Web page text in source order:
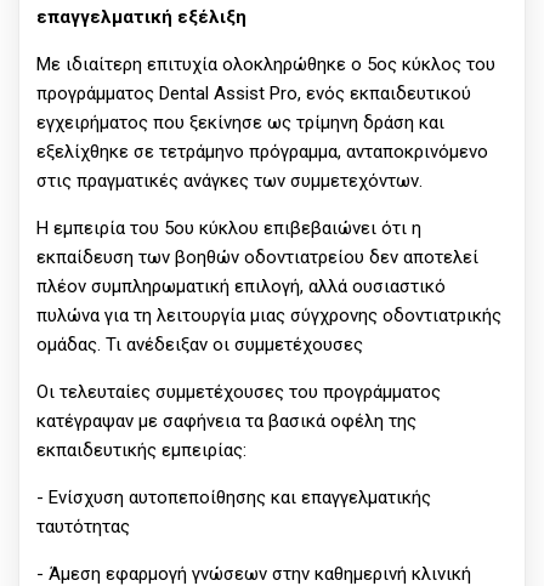
επαγγελματική εξέλιξη
Με ιδιαίτερη επιτυχία ολοκληρώθηκε ο 5ος κύκλος του
προγράμματος Dental Assist Pro, ενός εκπαιδευτικού
εγχειρήματος που ξεκίνησε ως τρίμηνη δράση και
εξελίχθηκε σε τετράμηνο πρόγραμμα, ανταποκρινόμενο
στις πραγματικές ανάγκες των συμμετεχόντων.
Η εμπειρία του 5ου κύκλου επιβεβαιώνει ότι η
εκπαίδευση των βοηθών οδοντιατρείου δεν αποτελεί
πλέον συμπληρωματική επιλογή, αλλά ουσιαστικό
πυλώνα για τη λειτουργία μιας σύγχρονης οδοντιατρικής
ομάδας. Τι ανέδειξαν οι συμμετέχουσες
Οι τελευταίες συμμετέχουσες του προγράμματος
κατέγραψαν με σαφήνεια τα βασικά οφέλη της
εκπαιδευτικής εμπειρίας:
- Ενίσχυση αυτοπεποίθησης και επαγγελματικής
ταυτότητας
- Άμεση εφαρμογή γνώσεων στην καθημερινή κλινική